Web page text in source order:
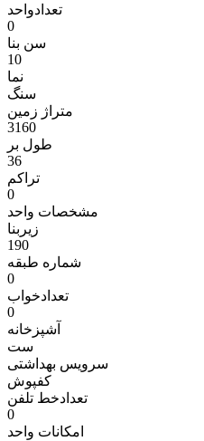
تعدادواحد
0
سن بنا
10
نما
سنگ
متراژ زمين
3160
طول بر
36
تراکم
0
مشخصات واحد
زیربنا
190
شماره طبقه
0
تعدادخواب
0
آشپزخانه
ست
سرویس بهداشتی
کفپوش
تعدادخط تلفن
0
امکانات واحد